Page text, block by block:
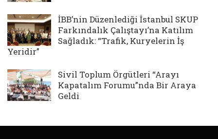
İBB’nin Düzenlediği İstanbul SKUP
Farkındalık Çalıştayı’na Katılım
Sağladık: “Trafik, Kuryelerin İş
Yeridir”
Sivil Toplum Örgütleri “Arayı
Kapatalım Forumu”nda Bir Araya
Geldi